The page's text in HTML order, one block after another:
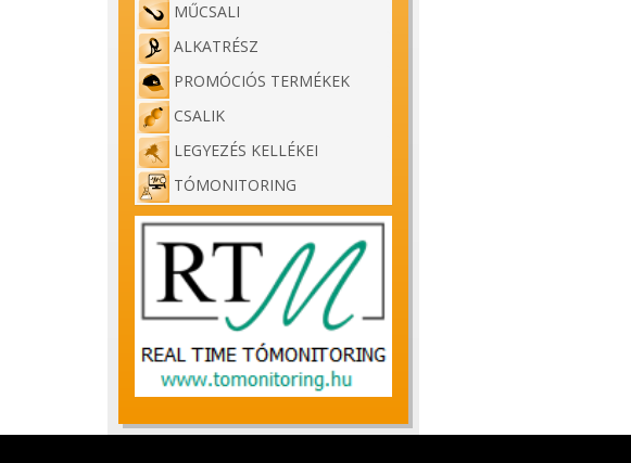
MŰCSALI
ALKATRÉSZ
PROMÓCIÓS TERMÉKEK
CSALIK
LEGYEZÉS KELLÉKEI
TÓMONITORING